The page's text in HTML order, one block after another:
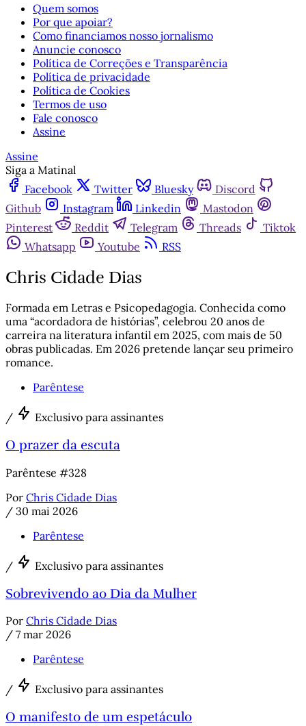
Quem somos
Por que apoiar?
Como financiamos nosso jornalismo
Anuncie conosco
Política de Correções e Transparência
Política de privacidade
Política de Cookies
Termos de uso
Fale conosco
Assine
Assine
Siga a Matinal
Facebook
Twitter Bluesky
Discord
Github
Instagram Linkedin
Mastodon
Pinterest
Reddit Telegram Threads
Tiktok
Whatsapp
Youtube RSS
Chris Cidade Dias
Formada em Letras e Psicopedagogia. Conhecida como
uma “acordadora de histórias”, celebrou 20 anos de
carreira na literatura infantil em 2025, com mais de 50
obras publicadas. Em 2026 pretende lançar seu primeiro
romance.
Parêntese
/ Exclusivo para assinantes
O prazer da escuta
Parêntese #328
Por Chris Cidade Dias
/ 30 mai 2026
Parêntese
/ Exclusivo para assinantes
Sobrevivendo ao Dia da Mulher
Por Chris Cidade Dias
/ 7 mar 2026
Parêntese
/ Exclusivo para assinantes
O manifesto de um espetáculo